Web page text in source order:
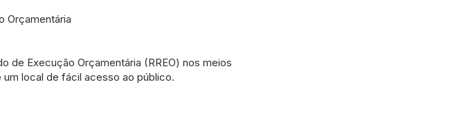
Orçamentária
de Execução Orçamentária (RREO) nos meios
local de fácil acesso ao público.